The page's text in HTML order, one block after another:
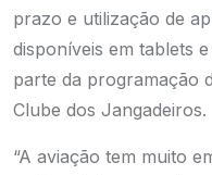
prazo e utilização de
disponíveis em tablets
parte da programação
Clube dos Jangadeiros.
“A aviação tem muito